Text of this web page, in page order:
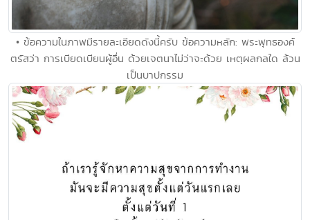
• ข้อความในภาพมีรายละเอียดดังนี้ครับ ข้อความหลัก: พระพุทธองค์
ตรัสว่า การเบียดเบียนผู้อื่น ด้วยเจตนาไม่ว่าจะด้วย เหตุผลกลใด ล้วน
เป็นบาปกรรม